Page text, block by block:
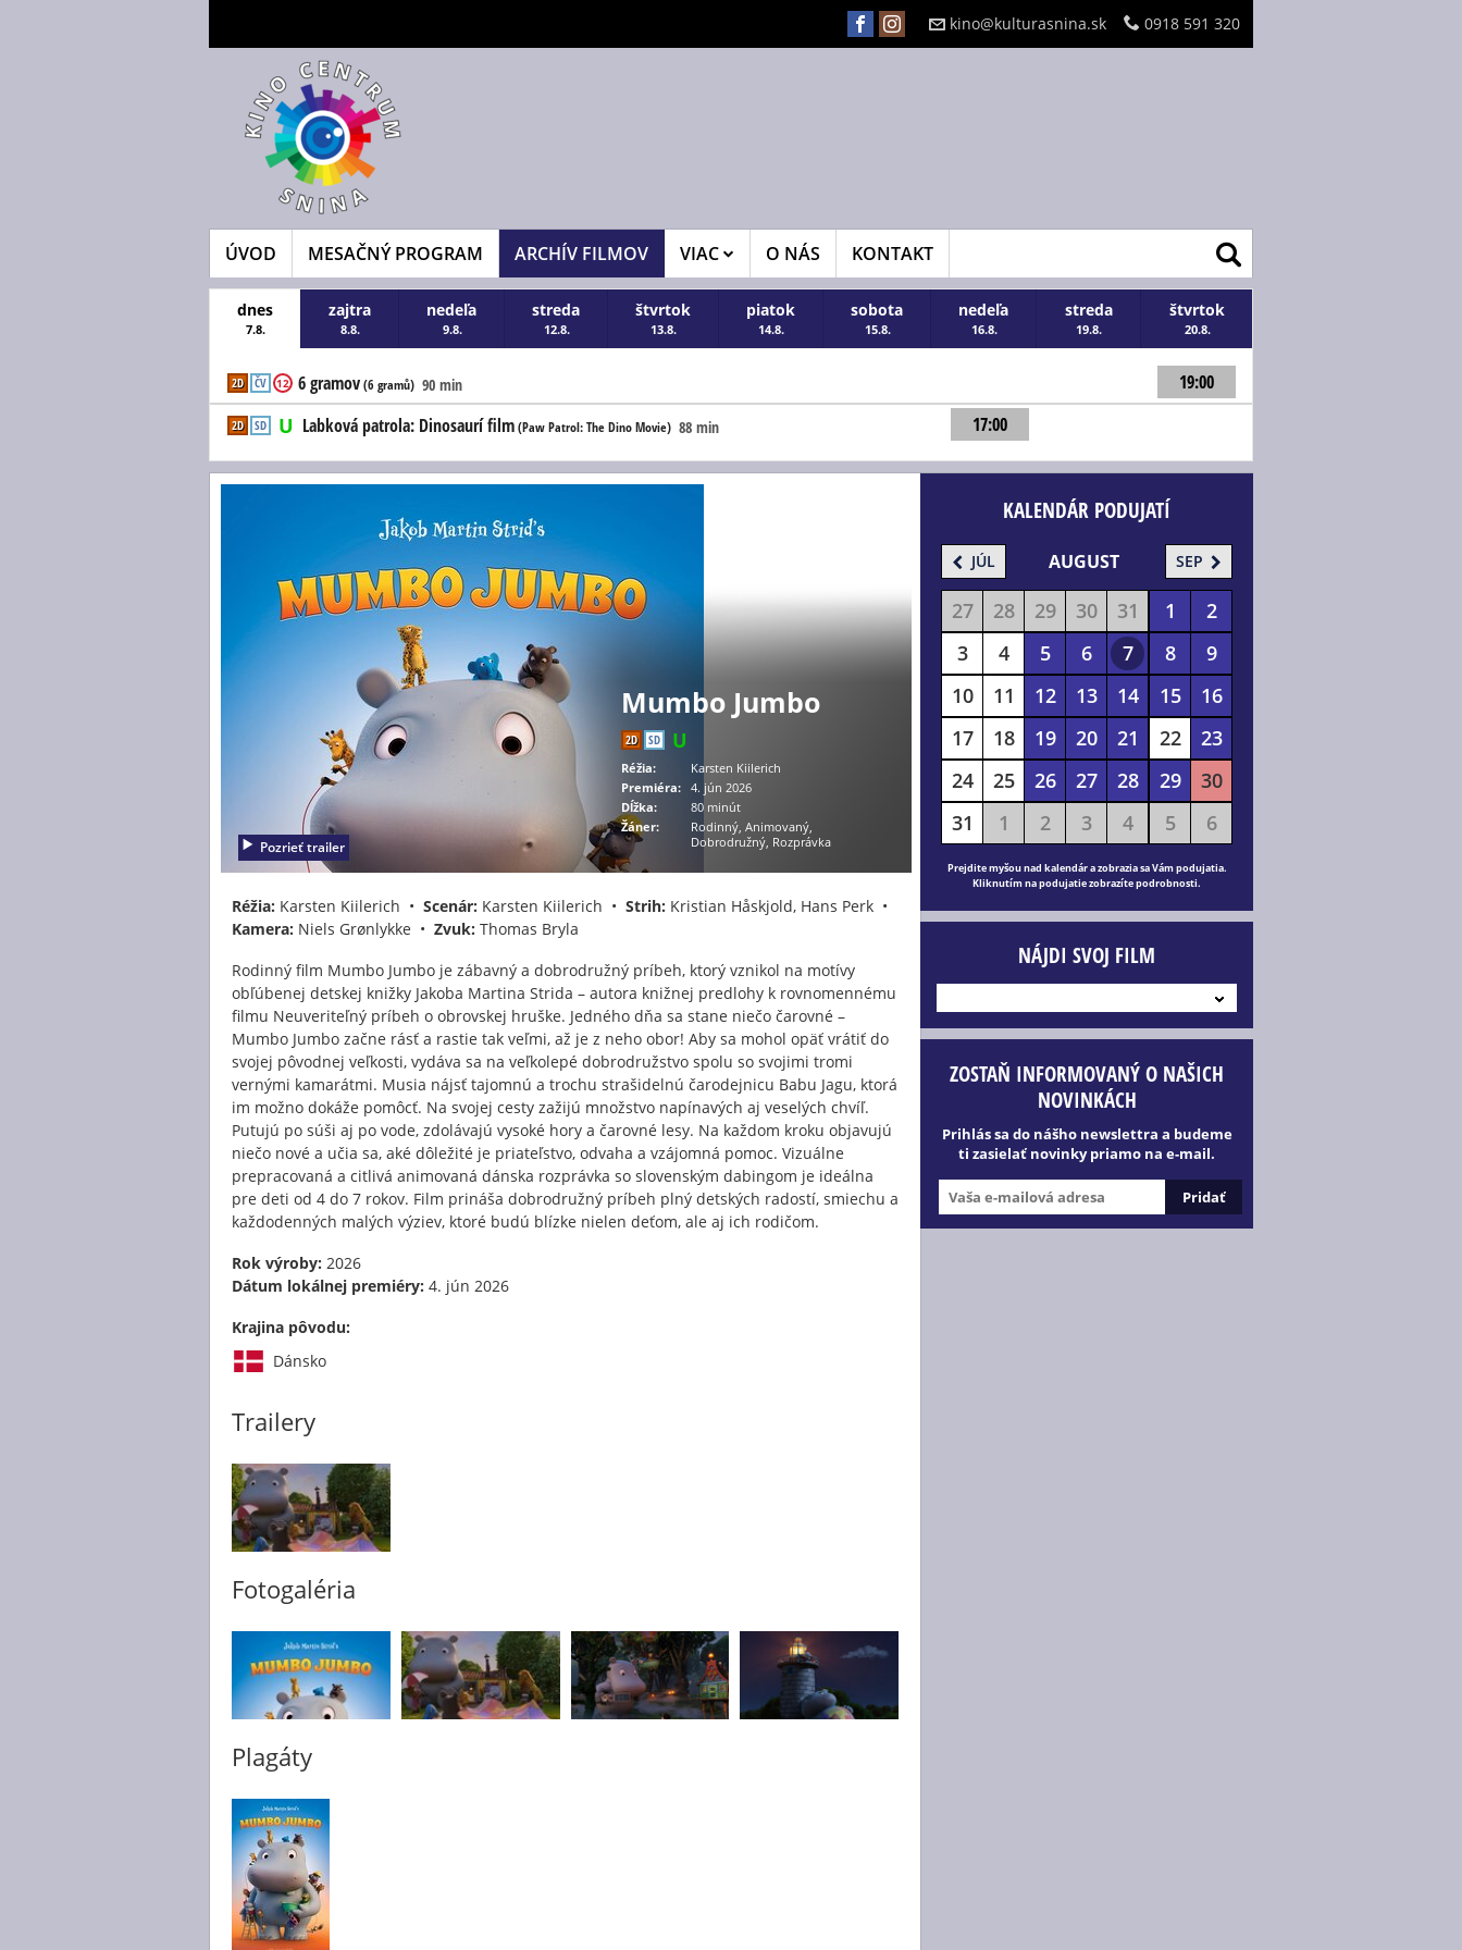
kino@kulturasnina.sk 0918 591 320
ÚVOD MESAČNÝ PROGRAM ARCHÍV FILMOV VIAC O NÁS KONTAKT
dnes
7.8.
zajtra
8.8.
nedeľa
9.8.
streda
12.8.
štvrtok
13.8.
piatok
14.8.
sobota
15.8.
nedeľa
16.8.
streda
19.8.
štvrtok
20.8.
6 gramov(6 gramů) 90 min
2D ČV 12
19:00
Labková patrola: Dinosaurí film(Paw Patrol: The Dino Movie) 88 min
2D SD 17:00
Pozrieť trailer
Mumbo Jumbo
2D
SD
Réžia:
Karsten Kiilerich
Premiéra: 4. jún 2026
Dĺžka:
80 minút
Žáner:
Rodinný, Animovaný,
Dobrodružný, Rozprávka
Réžia: Karsten Kiilerich • Scenár: Karsten Kiilerich • Strih: Kristian Håskjold, Hans Perk •
Kamera: Niels Grønlykke • Zvuk: Thomas Bryla
Rodinný film Mumbo Jumbo je zábavný a dobrodružný príbeh, ktorý vznikol na motívy
obľúbenej detskej knižky Jakoba Martina Strida – autora knižnej predlohy k rovnomennému
filmu Neuveriteľný príbeh o obrovskej hruške. Jedného dňa sa stane niečo čarovné –
Mumbo Jumbo začne rásť a rastie tak veľmi, až je z neho obor! Aby sa mohol opäť vrátiť do
svojej pôvodnej veľkosti, vydáva sa na veľkolepé dobrodružstvo spolu so svojimi tromi
vernými kamarátmi. Musia nájsť tajomnú a trochu strašidelnú čarodejnicu Babu Jagu, ktorá
im možno dokáže pomôcť. Na svojej cesty zažijú množstvo napínavých aj veselých chvíľ.
Putujú po súši aj po vode, zdolávajú vysoké hory a čarovné lesy. Na každom kroku objavujú
niečo nové a učia sa, aké dôležité je priateľstvo, odvaha a vzájomná pomoc. Vizuálne
prepracovaná a citlivá animovaná dánska rozprávka so slovenským dabingom je ideálna
pre deti od 4 do 7 rokov. Film prináša dobrodružný príbeh plný detských radostí, smiechu a
každodenných malých výziev, ktoré budú blízke nielen deťom, ale aj ich rodičom.
Rok výroby: 2026
Dátum lokálnej premiéry: 4. jún 2026
Krajina pôvodu:
Dánsko
Trailery
Fotogaléria
Plagáty
KALENDÁR PODUJATÍ
JÚL AUGUST SEP
27 28 29 30 31 1
2
3
4 5 6 7 8
9
10
11 12 13 14 15
16
17
18 19 20 21 22
23
24
25 26 27 28 29
30
31
1 2 3 4 5 6
Prejdite myšou nad kalendár a zobrazia sa Vám podujatia.
Kliknutím na podujatie zobrazíte podrobnosti.
NÁJDI SVOJ FILM
ZOSTAŇ INFORMOVANÝ O NAŠICH
NOVINKÁCH
Prihlás sa do nášho newslettra a budeme
ti zasielať novinky priamo na e-mail.